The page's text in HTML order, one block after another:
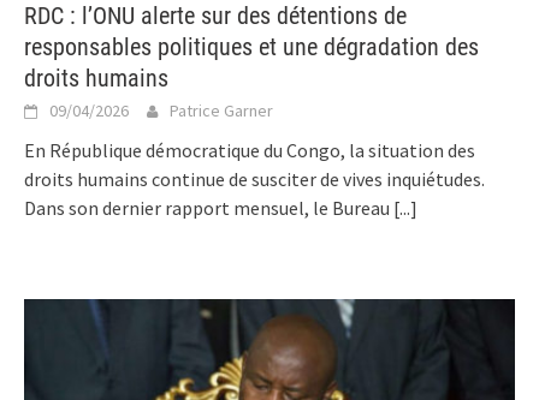
RDC : l’ONU alerte sur des détentions de
responsables politiques et une dégradation des
droits humains
09/04/2026 Patrice Garner
En République démocratique du Congo, la situation des
droits humains continue de susciter de vives inquiétudes.
Dans son dernier rapport mensuel, le Bureau [...]